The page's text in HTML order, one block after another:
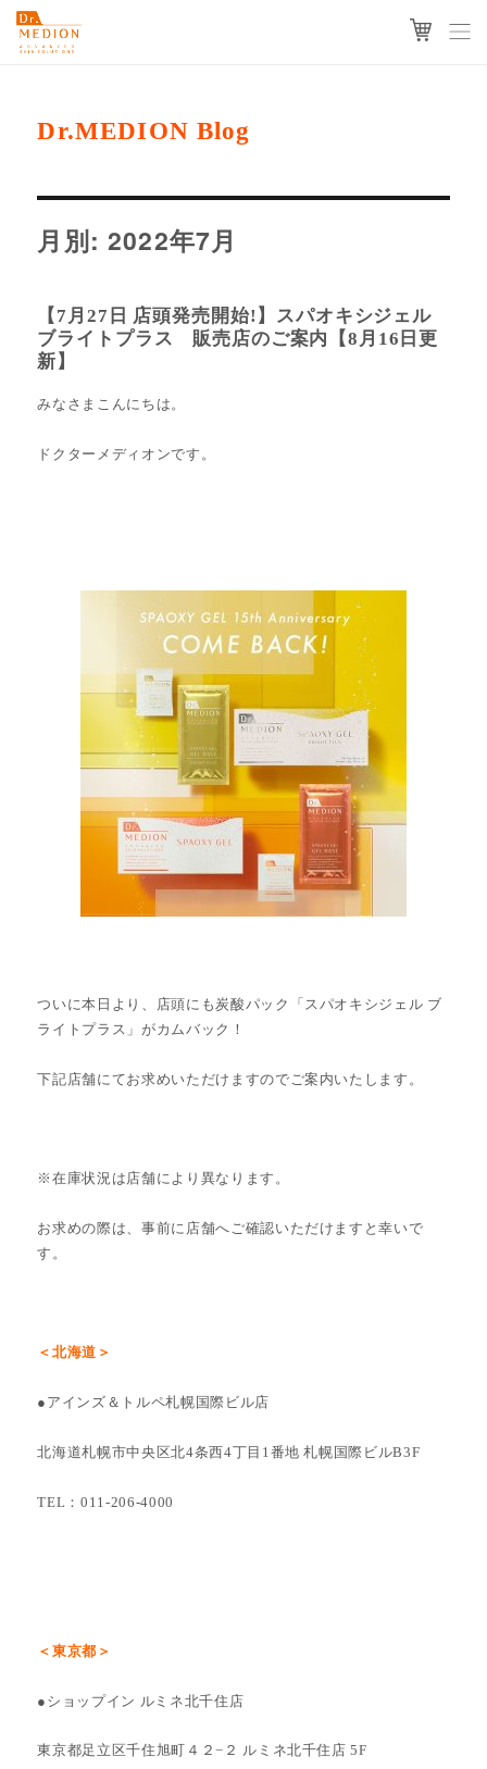
Dr.MEDION Blog
月別: 2022年7月
【7月27日 店頭発売開始!】スパオキシジェル
ブライトプラス 販売店のご案内【8月16日更
新】
みなさまこんにちは。
ドクターメディオンです。
ついに本日より、店頭にも炭酸パック「スパオキシジェル ブ
ライトプラス」がカムバック！
下記店舗にてお求めいただけますのでご案内いたします。
※在庫状況は店舗により異なります。
お求めの際は、事前に店舗へご確認いただけますと幸いで
す。
＜北海道＞
●アインズ＆トルペ札幌国際ビル店
北海道札幌市中央区北4条西4丁目1番地 札幌国際ビルB3F
TEL：011-206-4000
＜東京都＞
●ショップイン ルミネ北千住店
東京都足立区千住旭町４２−２ ルミネ北千住店 5F